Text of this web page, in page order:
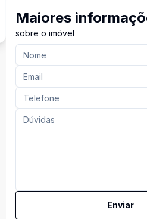
Maiores
sobre o imóvel
Enviar